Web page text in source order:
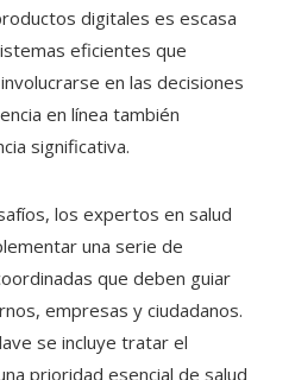
digitales es escasa
eficientes que
en las decisiones
en línea también
significativa.
los expertos en salud
una serie de
que deben guiar
empresas y ciudadanos.
se incluye tratar el
prioridad esencial de salud